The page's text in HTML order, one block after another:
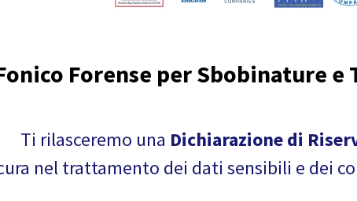
Forense per Sbobinature
Ti rilasceremo una Dichiarazione di
nel trattamento dei dati sensibili e dei